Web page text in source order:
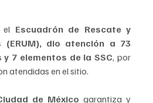
el Escuadrón de Rescate y
(ERUM), dio atención a 73
7 elementos de la SSC, por
atendidas en el sitio.
de México garantiza y